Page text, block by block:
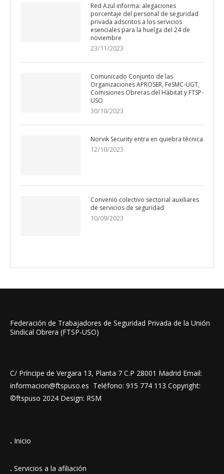
Red Azul informa: alegaciones
porcentaje del personal de seguridad
privada adscritos a los servicios
esenciales para la huelga del 24 de
noviembre
23/11/2023
Comunicado Conjunto de las
Organizaciones APROSER, FeSMC-UGT,
Comisiones Obreras del Hábitat y FTSP-
USO
30/10/2023
Norvik Security entra en quiebra técnica
12/10/2023
Convenio colectivo sectorial auxiliares
de servicios de seguridad
10/09/2023
Federación de Trabajadores de Seguridad Privada de la Unión
Sindical Obrera (FTSP-USO)
C/ Príncipe de Vergara 13, Planta 7 C.P 28001 Madrid Email:
informacion@ftspuso.es Teléfono: 915 774 113 Copyright:
©ftspuso 2024 Design: RSM
. Inicio
. Servicios a la afiliación